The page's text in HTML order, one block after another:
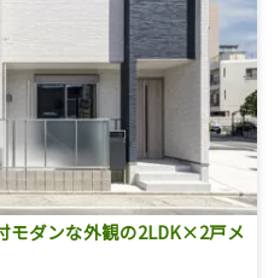
モダンな外観の2LDK×2戸メ